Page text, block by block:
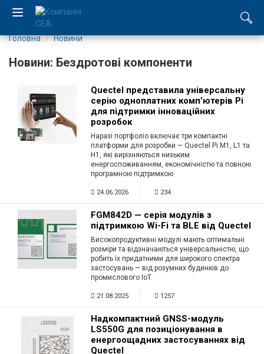
Компанія
Каталог
Виробництво
Новини
Вакансії
авторизація
Виробники
Головна Новини
Новини: Бездротові компоненти
Quectel представила універсальну
серію одноплатних комп’ютерів Pi
для підтримки інноваційних
розробок
Наразі портфоліо включає три компактні
платформи для розробки — Quectel Pi M1, L1 та
H1, які вирізняються низьким
енергоспоживанням, економічністю та повною
програмною підтримкою
24.06.2026 234
FGM842D — серія модулів з
підтримкою Wi-Fi та BLE від Quectel
Високопродуктивні модулі мають оптимальні
розміри та відзначаються універсальністю, що
робить їх придатними для широкого спектра
застосувань — від розумних будинків до
промислового IoT.
21.08.2025 1257
Надкомпактний GNSS-модуль
LS550G для позиціонування в
енергоощадних застосуваннях від
Quectel